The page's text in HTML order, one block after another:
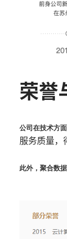
荣誉
公司在技术方
服务质量，
此外，聚合数